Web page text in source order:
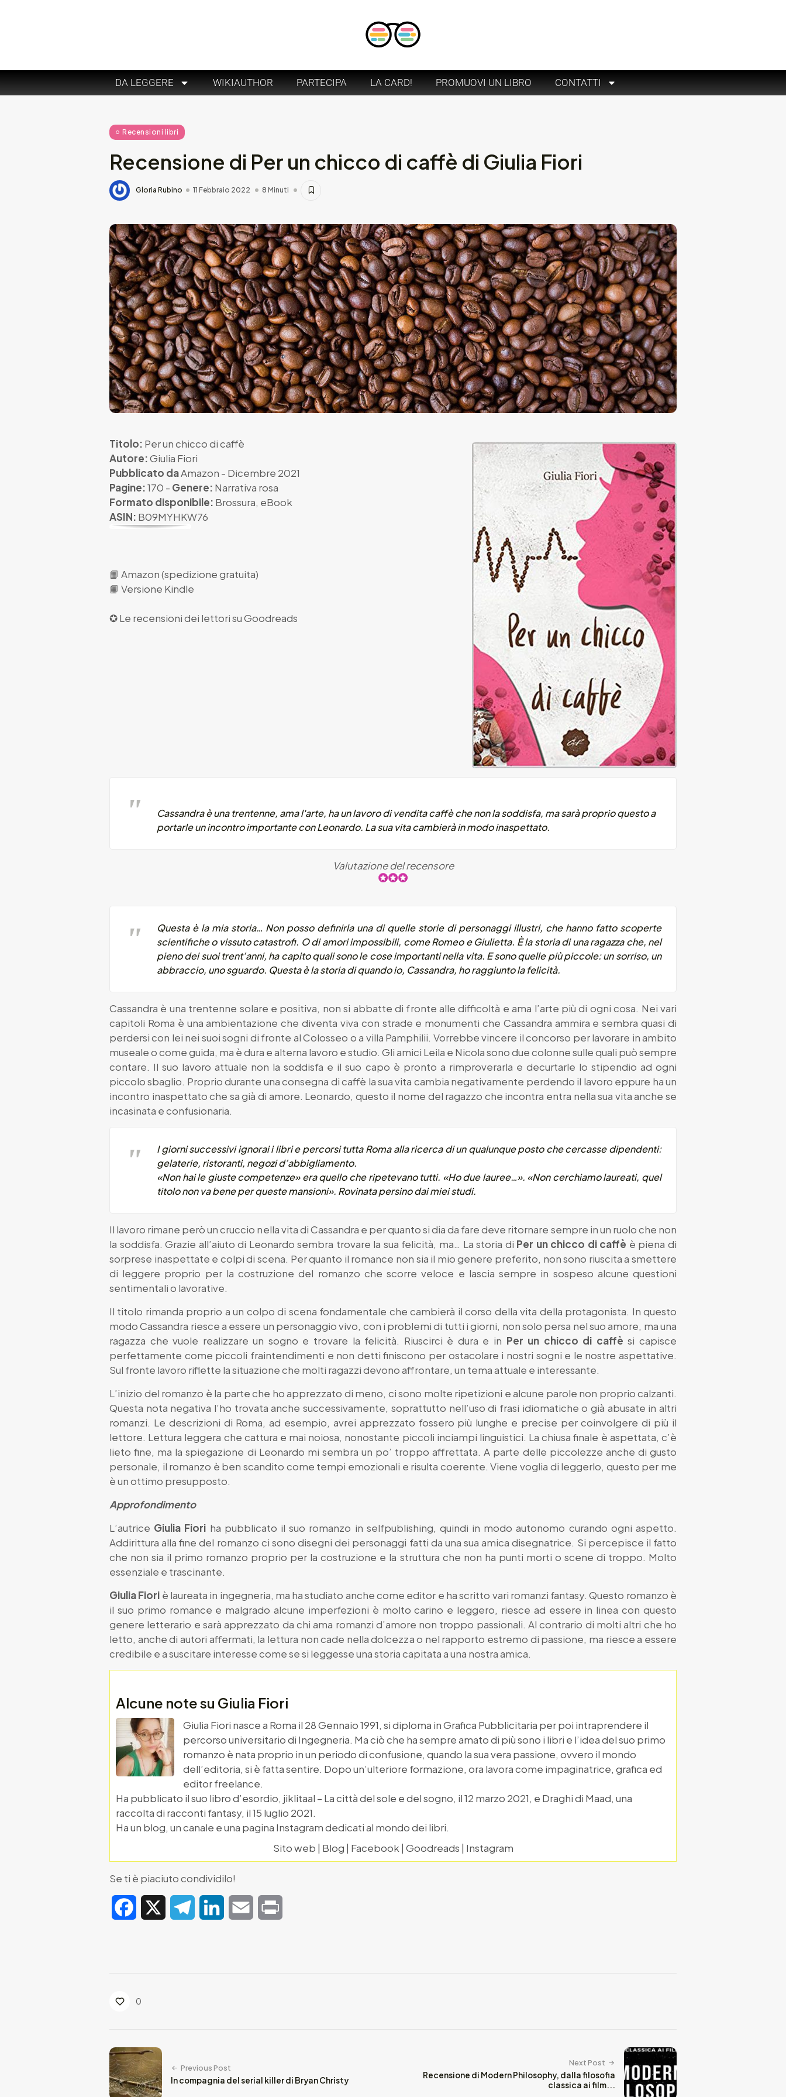
DA LEGGERE WIKIAUTHOR PARTECIPA LA CARD! PROMUOVI UN LIBRO CONTATTI
Recensioni libri
Recensione di Per un chicco di caffè di Giulia Fiori
Gloria Rubino 11 Febbraio 2022 8 Minuti
Titolo: Per un chicco di caffè
Autore:Giulia Fiori
Pubblicato daAmazon - Dicembre 2021
Pagine:170 - Genere: Narrativa rosa
Formato disponibile: Brossura, eBook
ASIN: B09MYHKW76
📙 Amazon (spedizione gratuita)
📙 Versione Kindle
✪ Le recensioni dei lettori suGoodreads
Cassandra è una trentenne, ama l'arte, ha un lavoro di vendita caffè che non la soddisfa, ma sarà proprio questo a
portarle un incontro importante con Leonardo. La sua vita cambierà in modo inaspettato.
Valutazione del recensore
Questa è la mia storia… Non posso definirla una di quelle storie di personaggi illustri, che hanno fatto scoperte
scientifiche o vissuto catastrofi. O di amori impossibili, come Romeo e Giulietta. È la storia di una ragazza che, nel
pieno dei suoi trent’anni, ha capito quali sono le cose importanti nella vita. E sono quelle più piccole: un sorriso, un
abbraccio, uno sguardo. Questa è la storia di quando io, Cassandra, ho raggiunto la felicità.
Cassandra è una trentenne solare e positiva, non si abbatte di fronte alle difficoltà e ama l’arte più di ogni cosa. Nei vari
capitoli Roma è una ambientazione che diventa viva con strade e monumenti che Cassandra ammira e sembra quasi di
perdersi con lei nei suoi sogni di fronte al Colosseo o a villa Pamphilii. Vorrebbe vincere il concorso per lavorare in ambito
museale o come guida, ma è dura e alterna lavoro e studio. Gli amici Leila e Nicola sono due colonne sulle quali può sempre
contare. Il suo lavoro attuale non la soddisfa e il suo capo è pronto a rimproverarla e decurtarle lo stipendio ad ogni
piccolo sbaglio. Proprio durante una consegna di caffè la sua vita cambia negativamente perdendo il lavoro eppure ha un
incontro inaspettato che sa già di amore. Leonardo, questo il nome del ragazzo che incontra entra nella sua vita anche se
incasinata e confusionaria.
I giorni successivi ignorai i libri e percorsi tutta Roma alla ricerca di un qualunque posto che cercasse dipendenti:
gelaterie, ristoranti, negozi d’abbigliamento.
«Non hai le giuste competenze» era quello che ripetevano tutti. «Ho due lauree…». «Non cerchiamo laureati, quel
titolo non va bene per queste mansioni». Rovinata persino dai miei studi.
Il lavoro rimane però un cruccio nella vita di Cassandra e per quanto si dia da fare deve ritornare sempre in un ruolo che non
la soddisfa. Grazie all’aiuto di Leonardo sembra trovare la sua felicità, ma… La storia di Per un chicco di caffè è piena di
sorprese inaspettate e colpi di scena. Per quanto il romance non sia il mio genere preferito, non sono riuscita a smettere
di leggere proprio per la costruzione del romanzo che scorre veloce e lascia sempre in sospeso alcune questioni
sentimentali o lavorative.
Il titolo rimanda proprio a un colpo di scena fondamentale che cambierà il corso della vita della protagonista. In questo
modo Cassandra riesce a essere un personaggio vivo, con i problemi di tutti i giorni, non solo persa nel suo amore, ma una
ragazza che vuole realizzare un sogno e trovare la felicità. Riuscirci è dura e in Per un chicco di caffè si capisce
perfettamente come piccoli fraintendimenti e non detti finiscono per ostacolare i nostri sogni e le nostre aspettative.
Sul fronte lavoro riflette la situazione che molti ragazzi devono affrontare, un tema attuale e interessante.
L’inizio del romanzo è la parte che ho apprezzato di meno, ci sono molte ripetizioni e alcune parole non proprio calzanti.
Questa nota negativa l’ho trovata anche successivamente, soprattutto nell’uso di frasi idiomatiche o già abusate in altri
romanzi. Le descrizioni di Roma, ad esempio, avrei apprezzato fossero più lunghe e precise per coinvolgere di più il
lettore. Lettura leggera che cattura e mai noiosa, nonostante piccoli inciampi linguistici. La chiusa finale è aspettata, c’è
lieto fine, ma la spiegazione di Leonardo mi sembra un po’ troppo affrettata. A parte delle piccolezze anche di gusto
personale, il romanzo è ben scandito come tempi emozionali e risulta coerente. Viene voglia di leggerlo, questo per me
è un ottimo presupposto.
Approfondimento
L’autrice Giulia Fiori ha pubblicato il suo romanzo in selfpublishing, quindi in modo autonomo curando ogni aspetto.
Addirittura alla fine del romanzo ci sono disegni dei personaggi fatti da una sua amica disegnatrice. Si percepisce il fatto
che non sia il primo romanzo proprio per la costruzione e la struttura che non ha punti morti o scene di troppo. Molto
essenziale e trascinante.
Giulia Fiori è laureata in ingegneria, ma ha studiato anche come editor e ha scritto vari romanzi fantasy. Questo romanzo è
il suo primo romance e malgrado alcune imperfezioni è molto carino e leggero, riesce ad essere in linea con questo
genere letterario e sarà apprezzato da chi ama romanzi d’amore non troppo passionali. Al contrario di molti altri che ho
letto, anche di autori affermati, la lettura non cade nella dolcezza o nel rapporto estremo di passione, ma riesce a essere
credibile e a suscitare interesse come se si leggesse una storia capitata a una nostra amica.
Alcune note su Giulia Fiori
Giulia Fiori nasce a Roma il 28 Gennaio 1991, si diploma in Grafica Pubblicitaria per poi intraprendere il
percorso universitario di Ingegneria. Ma ciò che ha sempre amato di più sono i libri e l’idea del suo primo
romanzo è nata proprio in un periodo di confusione, quando la sua vera passione, ovvero il mondo
dell’editoria, si è fatta sentire. Dopo un’ulteriore formazione, ora lavora come impaginatrice, grafica ed
editor freelance.
Ha pubblicato il suo libro d’esordio, jiklitaal – La città del sole e del sogno, il 12 marzo 2021, e Draghi di Maad, una
raccolta di racconti fantasy, il 15 luglio 2021.
Ha un blog, un canale e una pagina Instagram dedicati al mondo dei libri.
Sito web | Blog | Facebook | Goodreads | Instagram
Se ti è piaciuto condividilo!
Facebook TelegramLinkedIn Email
0
Previous Post
In compagnia del serial killer di Bryan Christy
Next Post
Recensione di Modern Philosophy, dalla filosofia
classica ai film...